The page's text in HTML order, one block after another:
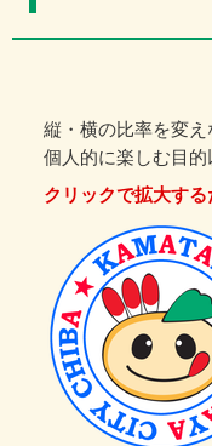
縦・横の比率を変え
個人的に楽しむ目
クリックで拡大する